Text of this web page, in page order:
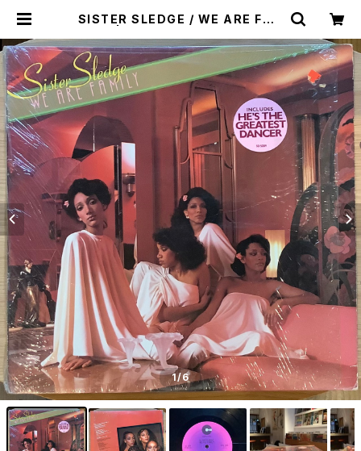
SISTER SLEDGE / WE ARE FAM
1/6